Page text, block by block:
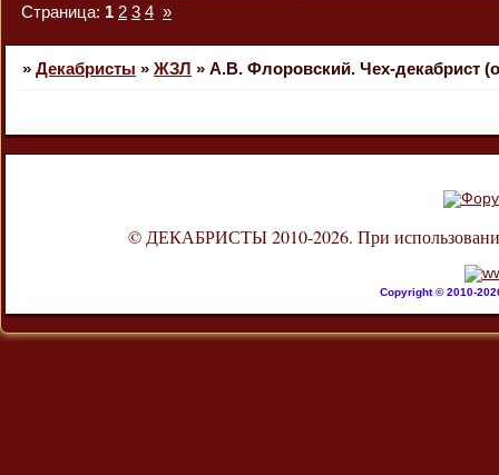
Страница: 1 2 3 4 »
» Декабристы » ЖЗЛ » А.В. Флоровский. Чех-декабрист
© ДЕКАБРИСТЫ 2010-2026. При использовании
Copyright © 2010-